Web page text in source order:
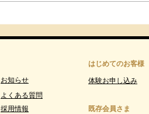
お知らせ
よくある質問
採用情報
はじめてのお客様
体験お申し込み
既存会員さま